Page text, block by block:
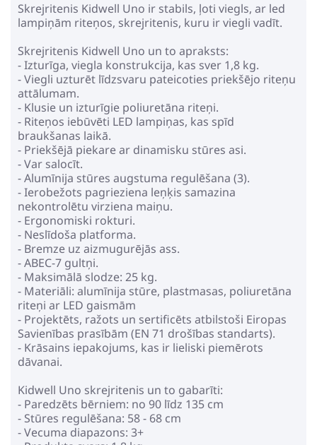
53.99€ 67.99€
Pirkt Patīk
Coccolle Velo Mustard Bērnu
trīsritenis
Pirkt
Skrejritenis Qplay Mika Green
58.99€
Pirkt
DipDap filca somiņa Dabīgā
MSA-4 Pink
Skrejritenis Kidwell Uno ir stabils, ļoti viegls, ar led
lampiņām riteņos, skrejritenis, kuru ir viegli vadīt.
Skrejritenis Kidwell Uno un to apraksts:
- Izturīga, viegla konstrukcija, kas sver 1,8 kg.
- Viegli uzturēt līdzsvaru pateicoties priekšējo riteņu
attālumam.
- Klusie un izturīgie poliuretāna riteņi.
- Riteņos iebūvēti LED lampiņas, kas spīd
braukšanas laikā.
- Priekšējā piekare ar dinamisku stūres asi.
- Var salocīt.
- Alumīnija stūres augstuma regulēšana (3).
- Ierobežots pagrieziena leņķis samazina
nekontrolētu virziena maiņu.
- Ergonomiski rokturi.
- Neslīdoša platforma.
- Bremze uz aizmugurējās ass.
- ABEC-7 gultņi.
- Maksimālā slodze: 25 kg.
- Materiāli: alumīnija stūre, plastmasas, poliuretāna
riteņi ar LED gaismām
- Projektēts, ražots un sertificēts atbilstoši Eiropas
Savienības prasībām (EN 71 drošības standarts).
- Krāsains iepakojums, kas ir lieliski piemērots
dāvanai.
Kidwell Uno skrejritenis un to gabarīti:
- Paredzēts bērniem: no 90 līdz 135 cm
- Stūres regulēšana: 58 - 68 cm
- Vecuma diapazons: 3+